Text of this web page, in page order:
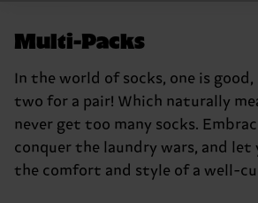
Multi-Packs
In the world of socks, one is
two for a pair! Which naturally
never get too many socks.
conquer the laundry wars, and let
the comfort and style of a well-